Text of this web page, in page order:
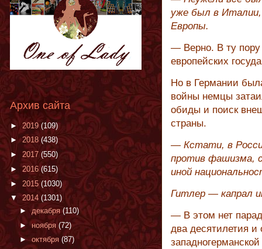
уже был в Италии,
Европы.
— Верно. В ту пору
европейских
Но в Германии
войны немцы
обиды и поиск
страны.
— Кстати, в
против фашизма,
иной
Гитлер — капрал
— В этом нет
два десятилетия и
Архив сайта
► 2019 (109)
►2018 (438)
► 2017 (550)
► 2016(615)
► 2015 (1030)
▼2014 (1301)
► декабря(110)
►ноября (72)
► октября (87)